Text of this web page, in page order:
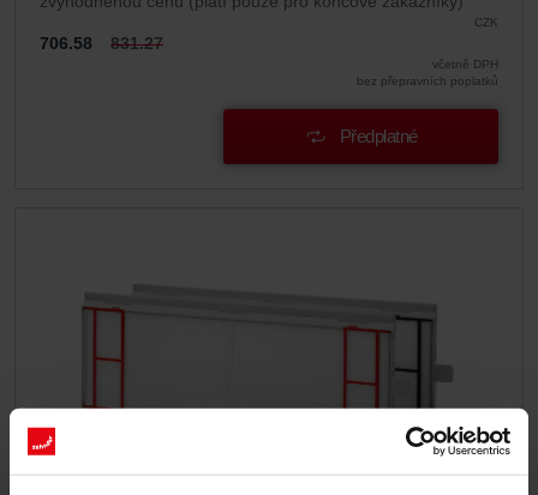
CZK
706.58 831.27
včetně DPH
bez přepravních poplatků
Předplatné